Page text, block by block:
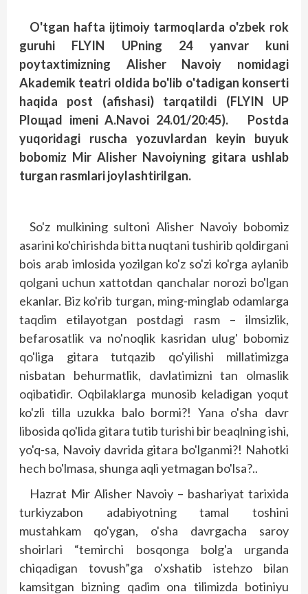
O'tgan hafta ijtimoiy tarmoqlarda o'zbek rok
guruhi FLYIN UPning 24 yanvar kuni
poytaxtimizning Alisher Navoiy nomidagi
Akademik teatri oldida bo'lib o'tadigan konserti
haqida post (afishasi) tarqatildi (FLYIN UP
Ploщad imeni A.Navoi 24.01/20:45). Postda
yuqoridagi ruscha yozuvlardan keyin buyuk
bobomiz Mir Alisher Navoiyning gitara ushlab
turgan rasmlari joylashtirilgan.
So'z mulkining sultoni Alisher Navoiy bobomiz
asarini ko'chirishda bitta nuqtani tushirib qoldirgani
bois arab imlosida yozilgan ko'z so'zi ko'rga aylanib
qolgani uchun xattotdan qanchalar norozi bo'lgan
ekanlar. Biz ko'rib turgan, ming-­minglab odamlarga
taqdim etilayotgan postdagi rasm – ilmsizlik,
befarosatlik va no'noqlik kasridan ulug' bobomiz
qo'liga gitara tutqazib qo'yilishi millatimizga
nisbatan behurmatlik, davlatimizni tan olmaslik
oqibatidir. Oqbilaklarga munosib keladigan yoqut
ko'zli tilla uzukka balo bormi?! Yana o'sha davr
libosida qo'lida gitara tutib turishi bir beaqlning ishi,
yo'q-sa, Navoiy davrida gitara bo'lganmi?! Nahotki
hech bo'lmasa, shunga aqli yetmagan bo'lsa?..
Hazrat Mir Alisher Navoiy – bashariyat tarixida
turkiyzabon adabiyotning tamal toshini
mustahkam qo'ygan, o'sha davrgacha saroy
shoirlari “temirchi bosqonga bolg'a urganda
chiqadigan tovush”ga o'xshatib istehzo bilan
kamsitgan bizning qadim ona tilimizda botiniyu